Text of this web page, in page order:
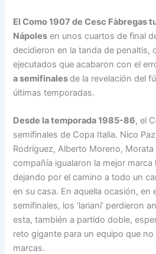
p
p
o
k
I
n
s
n
k
El Como 1907 de Cesc Fàbregas
Nápoles en unos cuartos de final
decidieron en la tanda de penaltis,
ejecutados que acabaron con el
a semifinalesde la revelación del
últimas temporadas.
Desde la temporada 1985-86, el
semifinales de Copa Italia. Nico
Rodríguez, Alberto Moreno,
compañía igualaron la mejor
dejando por el camino a todo un
en su casa. En aquella ocasión, en
semifinales, los ‘lariani’ perdieron
esta, también a partido doble,
reto gigante para un equipo que
marcas.